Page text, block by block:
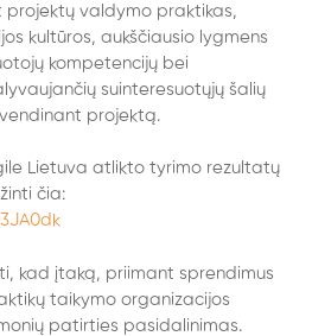
projektų valdymo praktikas,
kultūros, aukščiausio lygmens
kompetencijų bei
suinteresuotųjų šalių
projektą.
Lietuva atlikto tyrimo rezultatų
čia:
kad įtaką, priimant sprendimus
taikymo organizacijos
patirties pasidalinimas.